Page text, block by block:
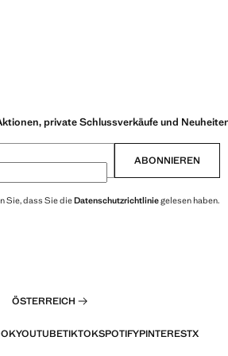
private Schlussverkäufe und
ABONNIEREN
Sie, dass Sie dieDatenschutzrichtliniegelesen haben.
ÖSTERREICH
YOUTUBETIKTOKSPOTIFYPINTERESTX